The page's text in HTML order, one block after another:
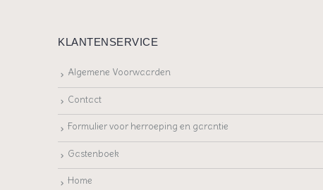
KLANTENSERVICE
Algemene Voorwaarden
Contact
Formulier voor herroeping en garantie
Gastenboek
Home